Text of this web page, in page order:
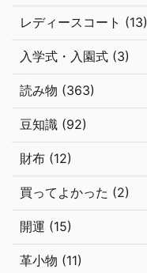
レディースコート (13)
入学式・入園式 (3)
読み物 (363)
豆知識 (92)
財布 (12)
買ってよかった (2)
開運 (15)
革小物 (11)